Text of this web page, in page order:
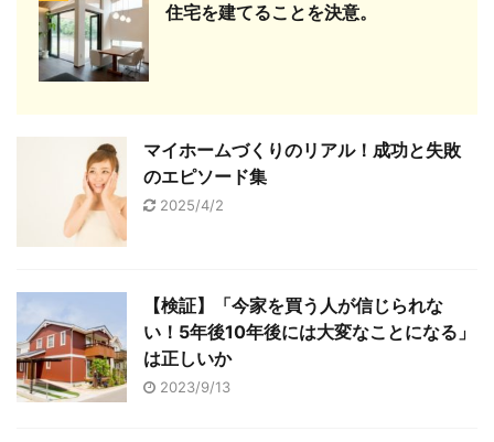
住宅を建てることを決意。
マイホームづくりのリアル！成功と失敗
のエピソード集
2025/4/2
【検証】「今家を買う人が信じられな
い！5年後10年後には大変なことになる」
は正しいか
2023/9/13